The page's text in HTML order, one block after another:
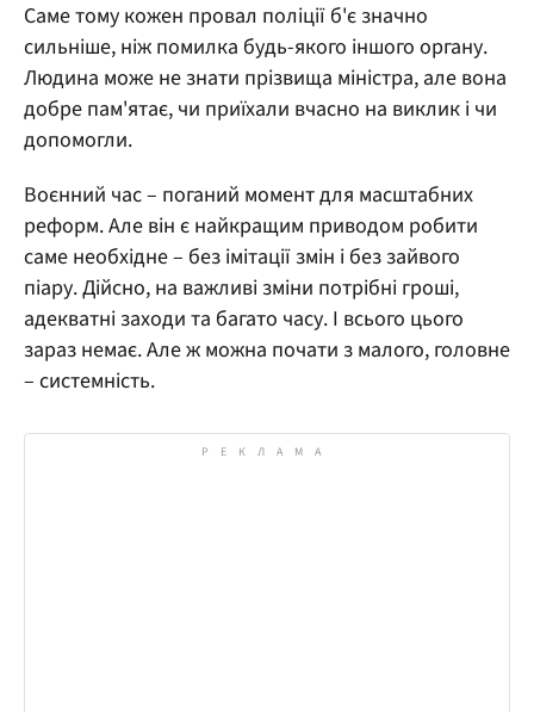
Саме тому кожен провал поліції б'є значно
сильніше, ніж помилка будь-якого іншого органу.
Людина може не знати прізвища міністра, але вона
добре пам'ятає, чи приїхали вчасно на виклик і чи
допомогли.
Воєнний час – поганий момент для масштабних
реформ. Але він є найкращим приводом робити
саме необхідне – без імітації змін і без зайвого
піару. Дійсно, на важливі зміни потрібні гроші,
адекватні заходи та багато часу. І всього цього
зараз немає. Але ж можна почати з малого, головне
– системність.